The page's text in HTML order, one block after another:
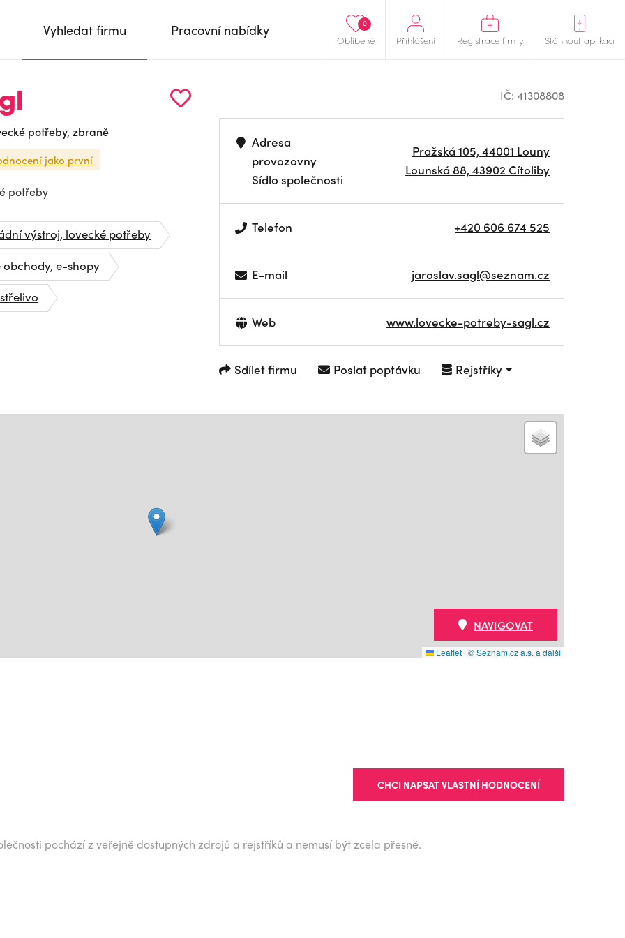
Oblíbené
0
Přihlášení Registrace firmy Stáhnout aplikaci
Vyhledat firmu Pracovní nabídky
potřeby, zbraně
jako první
potřeby
výstroj, lovecké potřeby
e-shopy
IČ: 41308808
Adresa
provozovny
Sídlo společnosti
Pražská 105, 44001 Louny
Lounská 88, 43902 Cítoliby
Telefon +420 606 674 525
E-mail jaroslav.sagl@seznam.cz
Web www.lovecke-potreby-sagl.cz
Sdílet firmu Poslat poptávku Rejstříky
Leaflet | © Seznam.cz a.s. a další
NAVIGOVAT
CHCI NAPSAT VLASTNÍ HODNOCENÍ
pochází z veřejně dostupných zdrojů a rejstříků a nemusí být zcela přesné.